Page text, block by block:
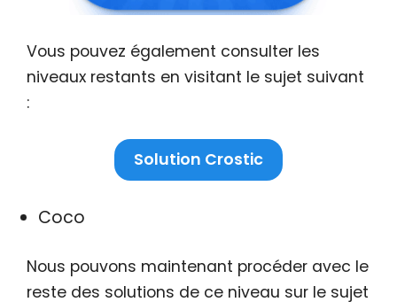
Vous pouvez également consulter les
niveaux restants en visitant le sujet suivant
:
Solution Crostic
Coco
Nous pouvons maintenant procéder avec le
reste des solutions de ce niveau sur le sujet